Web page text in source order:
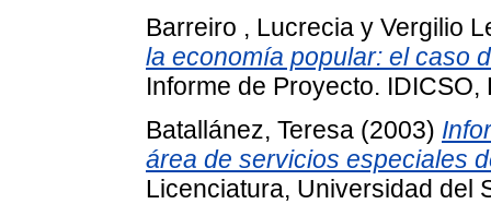
Barreiro , Lucrecia y Vergilio
la economía popular: el caso
Informe de Proyecto.
Batallánez, Teresa (2003)
área de servicios especiales
Licenciatura, Universidad del